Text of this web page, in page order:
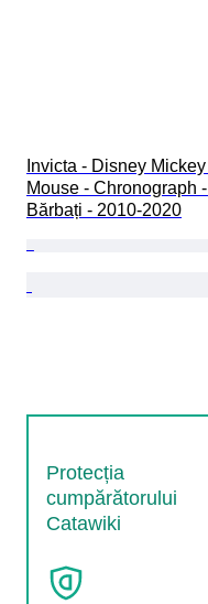
Invicta - Disney Mickey
Mouse - Chronograph -
Bărbați - 2010-2020
Protecția
cumpărătorului
Catawiki